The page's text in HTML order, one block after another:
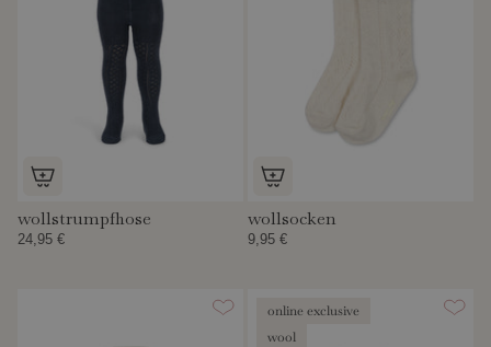
wollstrumpfhose
24,95 €
wollsocken
9,95 €
online exclusive
wool